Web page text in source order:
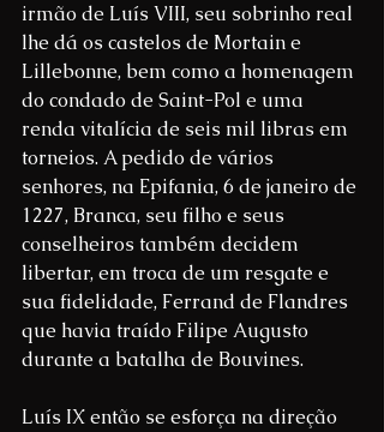
irmão de Luís VIII, seu sobrinho real
lhe dá os castelos de Mortain e
Lillebonne, bem como a homenagem
do condado de Saint-Pol e uma
renda vitalícia de seis mil libras em
torneios. A pedido de vários
senhores, na Epifania, 6 de janeiro de
1227, Branca, seu filho e seus
conselheiros também decidem
libertar, em troca de um resgate e
sua fidelidade, Ferrand de Flandres
que havia traído Filipe Augusto
durante a batalha de Bouvines.
Luís IX então se esforça na direção